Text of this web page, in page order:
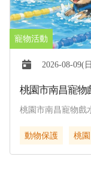
2026-08-09(
桃園市南昌寵物
桃園市南昌寵物戲
動物保護
桃園